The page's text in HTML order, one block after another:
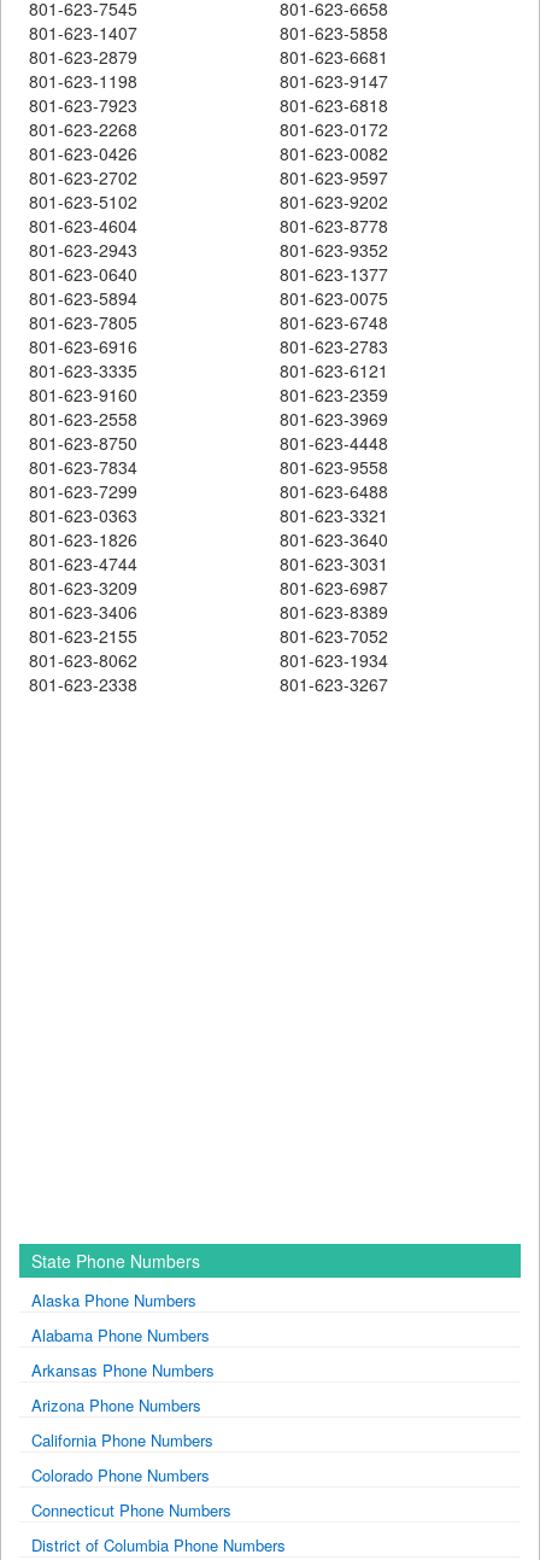
801-623-7545
801-623-6658
801-623-1407
801-623-5858
801-623-2879
801-623-6681
801-623-1198
801-623-9147
801-623-7923
801-623-6818
801-623-2268
801-623-0172
801-623-0426
801-623-0082
801-623-2702
801-623-9597
801-623-5102
801-623-9202
801-623-4604
801-623-8778
801-623-2943
801-623-9352
801-623-0640
801-623-1377
801-623-5894
801-623-0075
801-623-7805
801-623-6748
801-623-6916
801-623-2783
801-623-3335
801-623-6121
801-623-9160
801-623-2359
801-623-2558
801-623-3969
801-623-8750
801-623-4448
801-623-7834
801-623-9558
801-623-7299
801-623-6488
801-623-0363
801-623-3321
801-623-1826
801-623-3640
801-623-4744
801-623-3031
801-623-3209
801-623-6987
801-623-3406
801-623-8389
801-623-2155
801-623-7052
801-623-8062
801-623-1934
801-623-2338
801-623-3267
State Phone Numbers
Alaska Phone Numbers
Alabama Phone Numbers
Arkansas Phone Numbers
Arizona Phone Numbers
California Phone Numbers
Colorado Phone Numbers
Connecticut Phone Numbers
District of Columbia Phone Numbers